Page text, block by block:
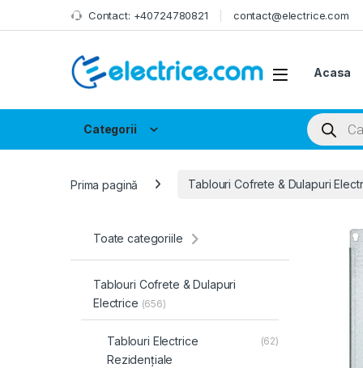
Skip to navigation
Skip to content Contact: +40724780821 contact@electrice.com
Acasa
Categorii
Products
Prima pagină Tablouri Cofrete & Dulapuri
Toate categoriile
Tablouri Cofrete & Dulapuri
Electrice (656)
Tablouri Electrice
Rezidențiale
(62)